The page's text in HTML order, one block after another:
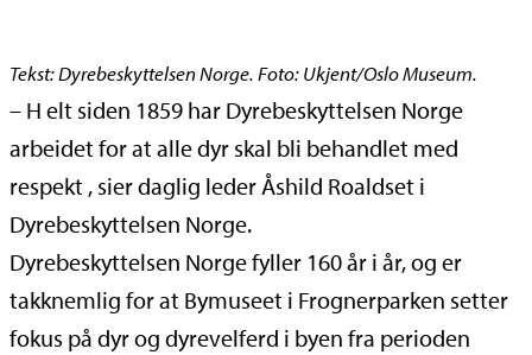
Tekst: Dyrebeskyttelsen Norge. Foto: Ukjent/Oslo Museum.
– H elt siden 1859 har Dyrebeskyttelsen Norge
arbeidet for at alle dyr skal bli behandlet med
respekt , sier daglig leder Åshild Roaldset i
Dyrebeskyttelsen Norge.
Dyrebeskyttelsen Norge fyller 160 år i år, og er
takknemlig for at Bymuseet i Frognerparken setter
fokus på dyr og dyrevelferd i byen fra perioden